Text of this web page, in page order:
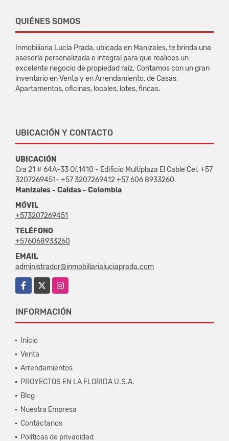
QUIÉNES SOMOS
Inmobiliaria Lucía Prada, ubicada en Manizales, te brinda una
asesoría personalizada e integral para que realices un
excelente negocio de propiedad raíz. Contamos con un gran
inventario en Venta y en Arrendamiento, de Casas,
Apartamentos, oficinas, locales, lotes, fincas.
UBICACIÓN Y CONTACTO
UBICACIÓN
Cra 21 # 64A-33 Of.1410 - Edificio Multiplaza El Cable Cel. +57
3207269451- +57 3207269412 +57 606 8933260
Manizales - Caldas - Colombia
MÓVIL
+573207269451
TELÉFONO
+576068933260
EMAIL
administrador@inmobiliarialuciaprada.com
Facebook
Instagram
INFORMACIÓN
Inicio
Venta
Arrendamientos
PROYECTOS EN LA FLORIDA U.S.A.
Blog
Nuestra Empresa
Contáctanos
Políticas de privacidad